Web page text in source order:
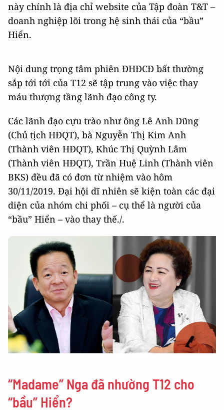
này chính là địa chỉ website của Tập đoàn T&T –
doanh nghiệp lõi trong hệ sinh thái của “bầu”
Hiển.
Nội dung trọng tâm phiên ĐHĐCĐ bất thường
sắp tới tới của T12 sẽ tập trung vào việc thay
máu thượng tầng lãnh đạo công ty.
Các lãnh đạo cựu trào như ông Lê Anh Dũng
(Chủ tịch HĐQT), bà Nguyễn Thị Kim Anh
(Thành viên HĐQT), Khúc Thị Quỳnh Lâm
(Thành viên HĐQT), Trần Huệ Linh (Thành viên
BKS) đều đã có đơn từ nhiệm vào hôm
30/11/2019. Đại hội dĩ nhiên sẽ kiện toàn các đại
diện của nhóm chi phối – cụ thể là người của
“bầu” Hiển – vào thay thế./.
“Madame” Nga đã nhường T12 cho
“bầu” Hiển?